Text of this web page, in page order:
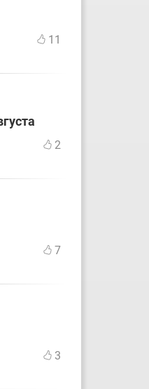
11
2
7
3